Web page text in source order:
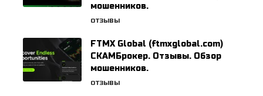
мошенников.
ОТЗЫВЫ
FTMX Global (ftmxglobal.com)
СКАМБрокер. Отзывы. Обзор
мошенников.
ОТЗЫВЫ